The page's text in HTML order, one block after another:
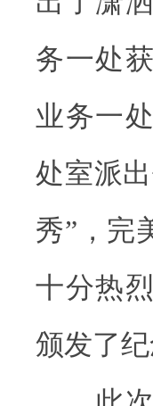
务一处
业务一
处室派
秀”，完
十分热
颁发了纪